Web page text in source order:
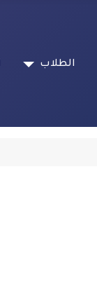
الطلاب